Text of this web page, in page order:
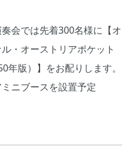
会では先着300名様に【オ
・オーストリアポケット
年版）】をお配りします。
ニブースを設置予定